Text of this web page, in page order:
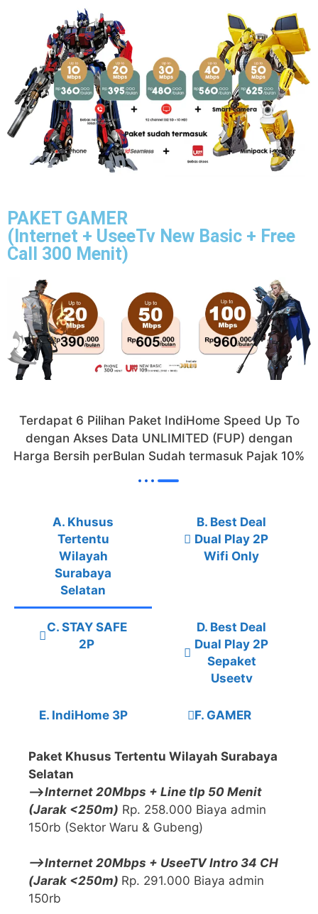
PAKET GAMER
(Internet + UseeTv New Basic + Free
Call 300 Menit)
Terdapat 6 Pilihan Paket IndiHome Speed Up To
dengan Akses Data UNLIMITED (FUP) dengan
Harga Bersih perBulan Sudah termasuk Pajak 10%
A. Khusus
Tertentu
Wilayah
Surabaya
Selatan
B. Best Deal
Dual Play 2P
Wifi Only
C. STAY SAFE
2P
D. Best Deal
Dual Play 2P
Sepaket
Useetv
E. IndiHome 3P F. GAMER
Paket Khusus Tertentu Wilayah Surabaya
Selatan
—>Internet 20Mbps + Line tlp 50 Menit
(Jarak <250m) Rp. 258.000 Biaya admin
150rb (Sektor Waru & Gubeng)
—>Internet 20Mbps + UseeTV Intro 34 CH
(Jarak <250m) Rp. 291.000 Biaya admin
150rb